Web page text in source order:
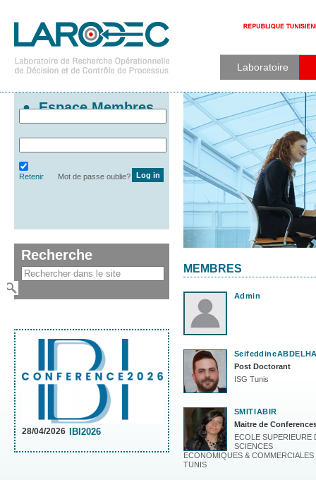
Laboratoire
MEMBRES
Admin
Seifeddine
Post Doctorant
ISG Tunis
SMITIABIR
Maitre de
ECOLE SUPERIEURE
SCIENCES
ECONOMIQUES & COMMERCIALES
TUNIS
Espace Membres
Retenir Mot de passe oublie?
Recherche
28/04/2026 IBI2026